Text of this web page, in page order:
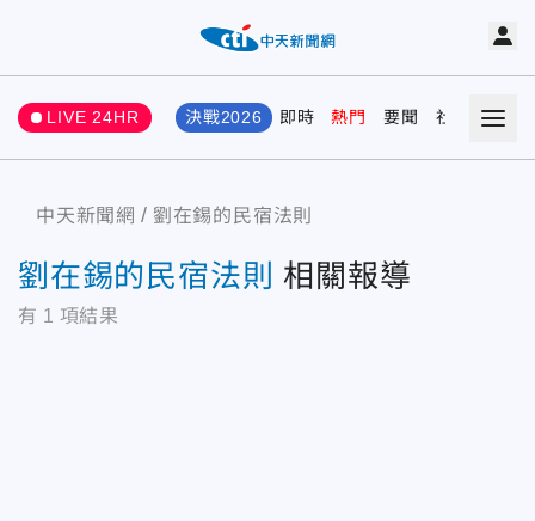
LIVE 24HR 決戰2026 即時 熱門 要聞 社會 娛樂
中天新聞網 劉在錫的民宿法則
劉在錫的民宿法則 相關報導
有 1 項結果